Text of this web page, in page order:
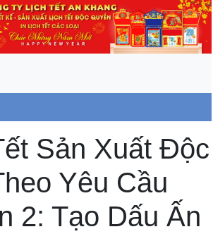
Ty An Khang
Sản Xuất Độc
Yêu Cầu
2: Tạo Dấu Ấn